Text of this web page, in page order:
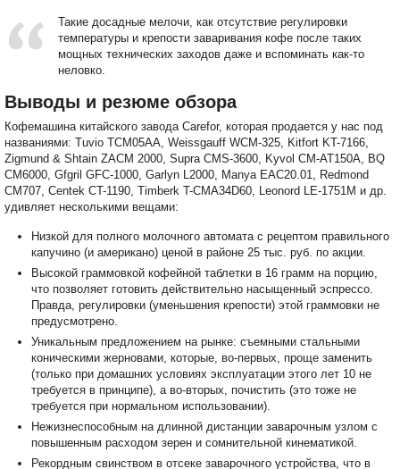
Такие досадные мелочи, как отсутствие регулировки
температуры и крепости заваривания кофе после таких
мощных технических заходов даже и вспоминать как-то
неловко.
Выводы и резюме обзора
Кофемашина китайского завода Carefor, которая продается у нас под
названиями: Tuvio TCM05AA, Weissgauff WCM-325, Kitfort KT-7166,
Zigmund & Shtain ZACM 2000, Supra CMS-3600, Kyvol CM-AT150A, BQ
CM6000, Gfgril GFC-1000, Garlyn L2000, Manya EAC20.01, Redmond
CM707, Centek CT-1190, Timberk T-CMA34D60, Leonord LE-1751M и др.
удивляет несколькими вещами:
Низкой для полного молочного автомата с рецептом правильного
капучино (и американо) ценой в районе 25 тыс. руб. по акции.
Высокой граммовкой кофейной таблетки в 16 грамм на порцию,
что позволяет готовить действительно насыщенный эспрессо.
Правда, регулировки (уменьшения крепости) этой граммовки не
предусмотрено.
Уникальным предложением на рынке: съемными стальными
коническими жерновами, которые, во-первых, проще заменить
(только при домашних условиях эксплуатации этого лет 10 не
требуется в принципе), а во-вторых, почистить (это тоже не
требуется при нормальном использовании).
Нежизнеспособным на длинной дистанции заварочным узлом с
повышенным расходом зерен и сомнительной кинематикой.
Рекордным свинством в отсеке заварочного устройства, что в